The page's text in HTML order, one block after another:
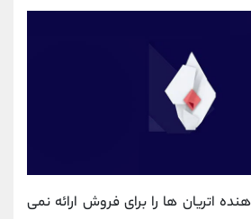
اتریان ها را برای فروش ارائه نمی‌